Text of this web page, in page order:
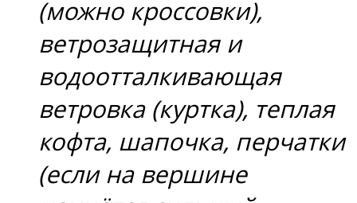
(можно кроссовки),
ветрозащитная и
водоотталкивающая
ветровка (куртка), теплая
кофта, шапочка, перчатки
(если на вершине